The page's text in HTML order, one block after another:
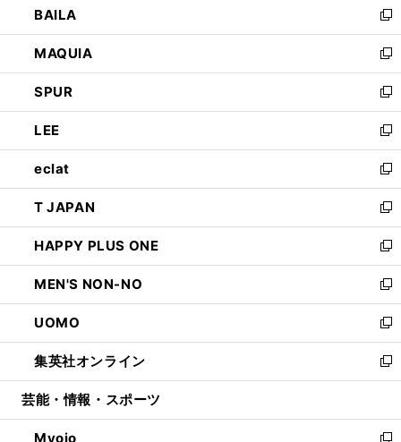
く
ィ
ン
ド
ウ
で
開
く
い
ウ
ィ
ン
ド
ウ
で
開
く
BAILA
新
し
い
ウ
ィ
ン
ド
ウ
で
開
く
MAQUIA
新
し
い
ウ
ィ
ン
ド
ウ
で
開
く
SPUR
新
し
い
ウ
ィ
ン
ド
ウ
で
開
く
LEE
新
し
い
ウ
ィ
ン
ド
ウ
で
開
く
eclat
新
し
い
ウ
ィ
ン
ド
ウ
で
開
く
T JAPAN
新
し
い
ウ
ィ
ン
ド
ウ
で
開
HAPPY PLUS ONE
新
し
い
ウ
ィ
ン
ド
ウ
開
く
MEN'S NON-NO
新
し
い
ウ
ィ
ン
ウ
で
UOMO
新
し
い
ウ
ン
集英社オンライン
新
し
ウ
芸能・情報・スポーツ
Myojo